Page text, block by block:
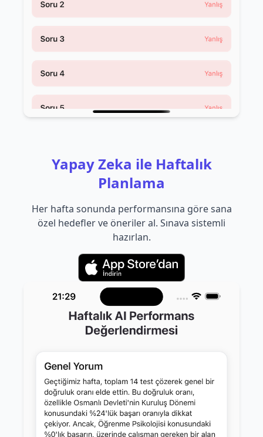
Yapay Zeka ile Haftalık
Planlama
Her hafta sonunda performansına göre sana
özel hedefler ve öneriler al. Sınava sistemli
hazırlan.